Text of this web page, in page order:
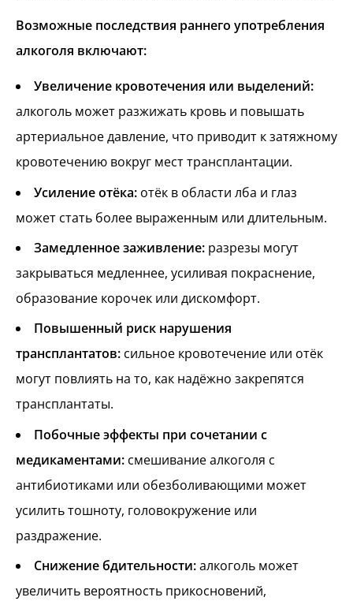
Возможные последствия раннего употребления
алкоголя включают:
Увеличение кровотечения или выделений:
алкоголь может разжижать кровь и повышать
артериальное давление, что приводит к затяжному
кровотечению вокруг мест трансплантации.
Усиление отёка: отёк в области лба и глаз
может стать более выраженным или длительным.
Замедленное заживление: разрезы могут
закрываться медленнее, усиливая покраснение,
образование корочек или дискомфорт.
Повышенный риск нарушения
трансплантатов: сильное кровотечение или отёк
могут повлиять на то, как надёжно закрепятся
трансплантаты.
Побочные эффекты при сочетании с
медикаментами: смешивание алкоголя с
антибиотиками или обезболивающими может
усилить тошноту, головокружение или
раздражение.
Снижение бдительности:алкоголь может
увеличить вероятность прикосновений,